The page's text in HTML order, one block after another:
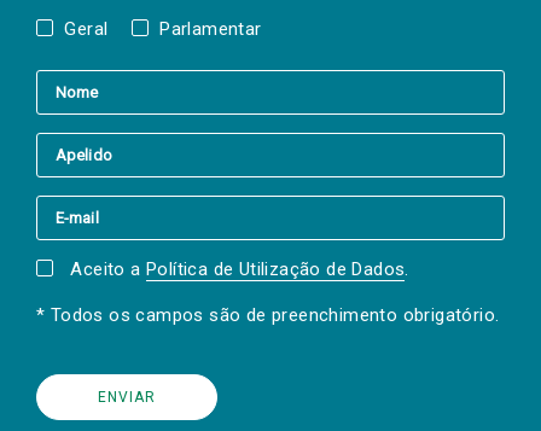
Geral Parlamentar
Aceito a Política de Utilização de Dados.
* Todos os campos são de preenchimento obrigatório.